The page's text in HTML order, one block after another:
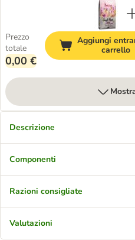
Prezzo
totale
0,00 €
Aggiungi
carrello
Descrizione
Componenti
Razioni consigliate
Valutazioni